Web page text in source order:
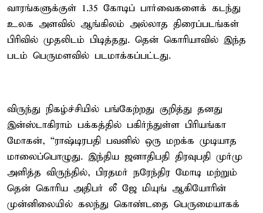
வாரங்களுக்குள் 1.35 கோடிப் பார்வைகளைக் கடந்து
உலக அளவில் ஆங்கிலம் அல்லாத திரைப்படங்கள்
பிரிவில் முதலிடம் பிடித்தது. தென் கொரியாவில் இந்த
படம் பெருமளவில் படமாக்கப்பட்டது.
விருந்து நிகழ்ச்சியில் பங்கேற்றது குறித்து தனது
இன்ஸ்டாகிராம் பக்கத்தில் பகிர்ந்துள்ள பிரியங்கா
மோகன், “ராஷ்டிரபதி பவனில் ஒரு மறக்க முடியாத
மாலைப்பொழுது. இந்திய ஜனாதிபதி திரவுபதி முர்மு
அளித்த விருந்தில், பிரதமர் நரேந்திர மோடி மற்றும்
தென் கொரிய அதிபர் லீ ஜே மியுங் ஆகியோரின்
முன்னிலையில் கலந்து கொண்டதை பெருமையாகக்